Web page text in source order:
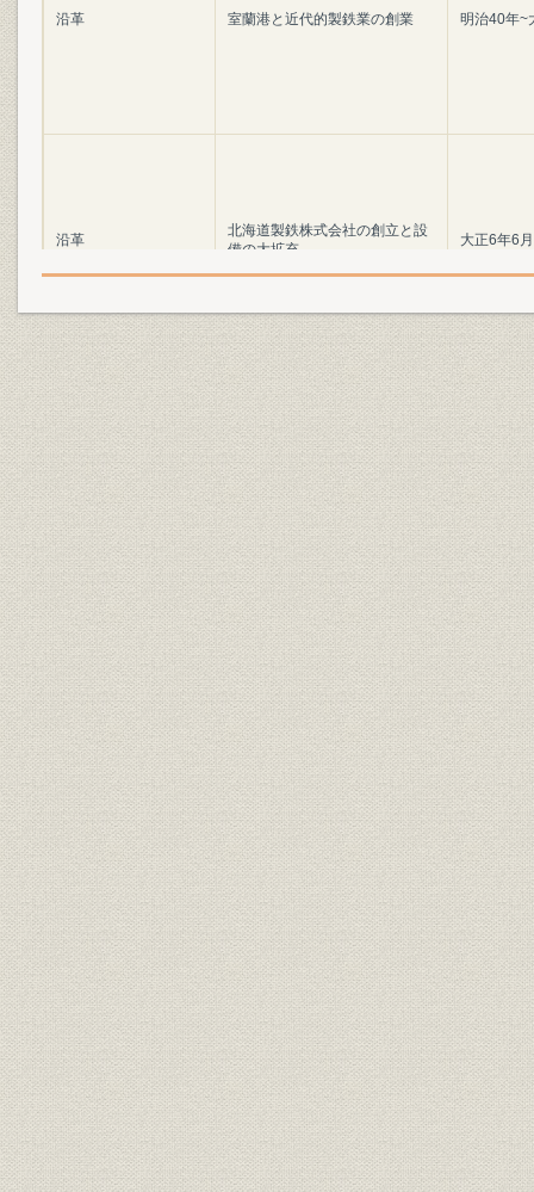
沿革 室蘭港と近代的製鉄業の創業 明治40年~
沿革
北海道製鉄株式会社の創立と設
備の大拡充
大正6年6
沿革;広報 苦難の道を越えて 大正8年~
施設 アムスラー万能試験機
沿革;施設 待望の銑鋼一貫体制の確立へ 昭和8年~
沿革;施設
銑鋼一貫体制の確立へ・・・製
鋼工場の建設
沿革;施設
銑鋼一貫体制の確立へ・・・圧
延工場の建設
昭和12年~
役員
日本製鉄第2代社長 中松真郷、
日本製鉄第2代会長・第3代社長
平生釟三郎、所長 北村保太郎
役員
日本製鉄第4代社長 豊田貞次
郎、所長 進来要、所長 伊能泰治
施設 ナフタリン連続蒸溜装置
災害;施設 艦砲射撃による被害 昭和20年7